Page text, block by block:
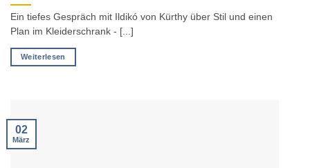
Ein tiefes Gespräch mit Ildikó von Kürthy über Stil und einen
Plan im Kleiderschrank - [...]
Weiterlesen
02
März